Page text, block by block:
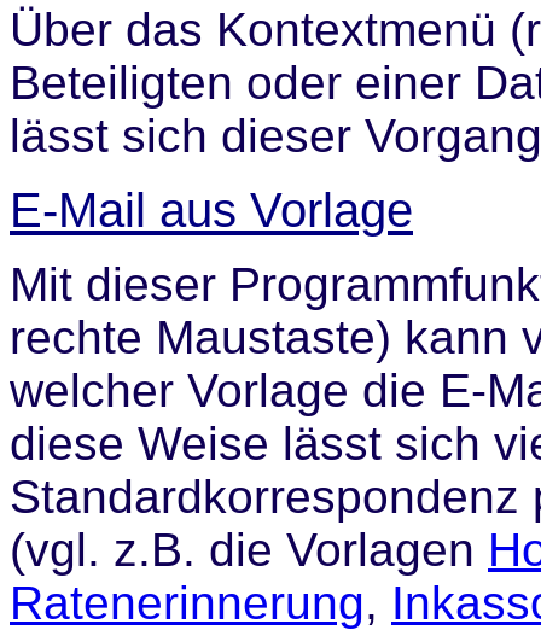
Über das Kontextmenü
Beteiligten oder einer
lässt sich dieser
E-Mail aus Vorlage
Mit dieser
rechte Maustaste) kann
welcher Vorlage die E-
diese Weise lässt sich
(vgl. z.B. die Vorlagen
Ratenerinnerung,